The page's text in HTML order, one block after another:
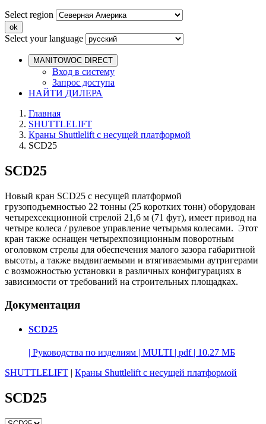
Select region
Select your language
MANITOWOC DIRECT
Вход в систему
Запрос доступа
НАЙТИ ДИЛЕРА
Главная
SHUTTLELIFT
Краны Shuttlelift с несущей платформой
SCD25
SCD25
Новый кран SCD25 с несущей платформой
грузоподъемностью 22 тонны (25 коротких тонн) оборудован
четырехсекционной стрелой 21,6 м (71 фут), имеет привод на
четыре колеса / рулевое управление четырьмя колесами. Этот
кран также оснащен четырехпозиционным поворотным
оголовком стрелы для обеспечения малого зазора габаритной
высоты, а также выдвигаемыми и втягиваемыми аутригерами
с возможностью установки в различных конфигурациях в
зависимости от требований на строительных площадках.
Документация
SCD25
| Руководства по изделиям | MULTI | pdf | 10.27 МБ
SHUTTLELIFT | Краны Shuttlelift с несущей платформой
SCD25